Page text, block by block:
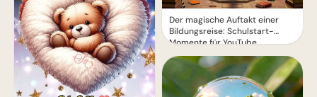
Der magische Auftakt einer
Bildungsreise: Schulstart-
Momente für YouTube